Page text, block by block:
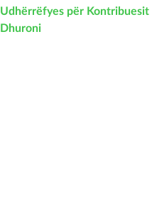
Udhërrëfyes për Kontribuesit
Dhuroni